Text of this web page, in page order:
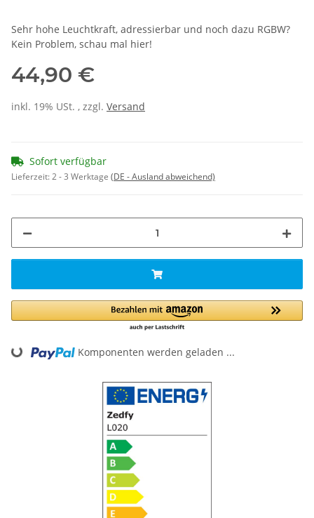
Sehr hohe Leuchtkraft, adressierbar und noch dazu RGBW?
Kein Problem, schau mal hier!
44,90 €
inkl. 19% USt. , zzgl. Versand
Sofort verfügbar
Lieferzeit:2 - 3 Werktage (DE - Ausland abweichend)
Komponenten werden geladen ...